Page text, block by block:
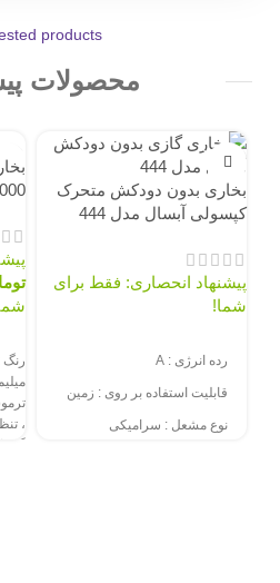
products
محصولات
ناموجود
بخاری بدون دودکش متحرک
کپسولی آبسال مدل 444
پیشنهاد انحصاری: فقط برای
شما!
رده انرژی :
A
قابلیت استفاده بر روی : زمین
نوع مشعل : سرامیکی
،